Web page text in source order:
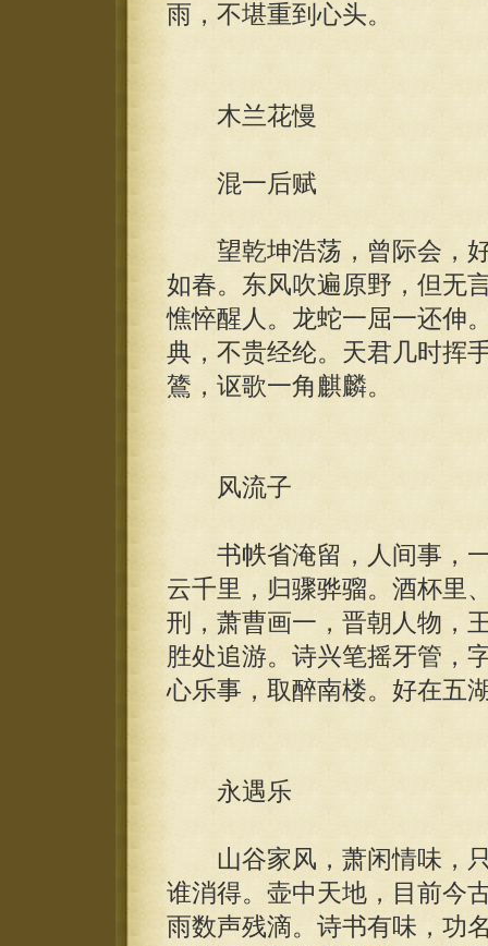
雨，不堪重到心头。
木兰花慢
混一后赋
望乾坤浩荡，曾际会，好
如春。东风吹遍原野，但无
憔悴醒人。龙蛇一屈一还伸
典，不贵经纶。天君几时挥
鷟，讴歌一角麒麟。
风流子
书帙省淹留，人间事，一
云千里，归骤骅骝。酒杯里
刑，萧曹画一，晋朝人物，
胜处追游。诗兴笔摇牙管，
心乐事，取醉南楼。好在五
永遇乐
山谷家风，萧闲情味，只
谁消得。壶中天地，目前今
雨数声残滴。诗书有味，功